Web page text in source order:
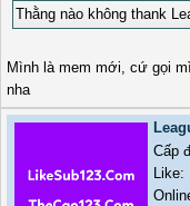
Thằng nào không thank
Mình là mem mới, cứ gọi
nha
Cấp
Like: